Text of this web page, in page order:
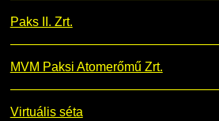
Paks II. Zrt.
MVM Paksi Atomerőmű Zrt.
Virtuális séta